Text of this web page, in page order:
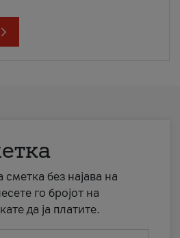
сметка без најава на
го бројот на
да ја платите.